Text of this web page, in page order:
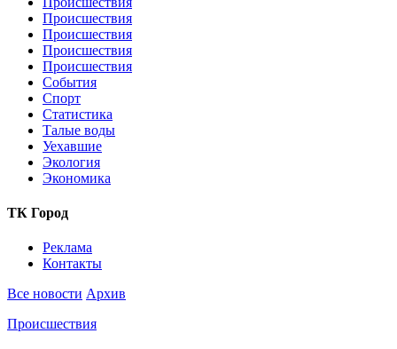
Происшествия
Происшествия
Происшествия
Происшествия
События
Спорт
Статистика
Талые воды
Уехавшие
Экология
Экономика
ТК Город
Реклама
Контакты
Все новости Архив
Происшествия